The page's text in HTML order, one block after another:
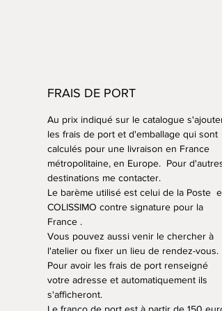
FRAIS DE PORT
Au prix indiqué sur le catalogue
les frais de port et d'emballage qui sont
calculés pour une livraison en France
métropolitaine, en Europe. Pour
destinations me contacter.
Le barème utilisé est celui de la Poste
COLISSIMO contre signature pour la
France .
Vous pouvez aussi venir le chercher à
l'atelier ou fixer un lieu de rendez-vous.
Pour avoir les frais de port renseigné
votre adresse et automatiquement ils
s'afficheront.